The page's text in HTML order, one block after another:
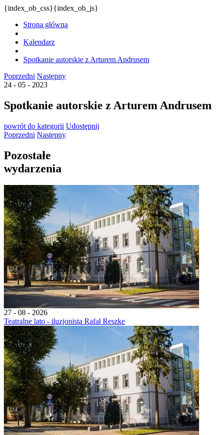
{index_ob_css}{index_ob_js}
Strona główna
Kalendarz
Spotkanie autorskie z Arturem Andrusem
Poprzedni Następny
24 - 05 - 2023
Spotkanie autorskie z Arturem Andrusem
powrót do kategorii Udostępnij
Poprzedni Następny
Pozostałe
wydarzenia
27 - 08 - 2026
Teatralne lato - iluzjonista Rafał Reszke